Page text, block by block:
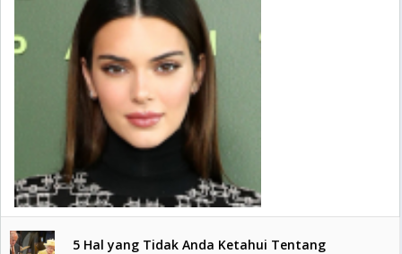
5 Hal yang Tidak Anda Ketahui Tentang